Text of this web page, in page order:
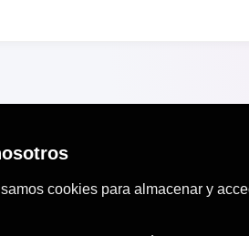
cookies para almacenar y